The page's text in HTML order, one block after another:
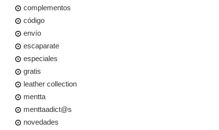
complementos
código
envío
escaparate
especiales
gratis
leather collection
mentta
menttaadict@s
novedades